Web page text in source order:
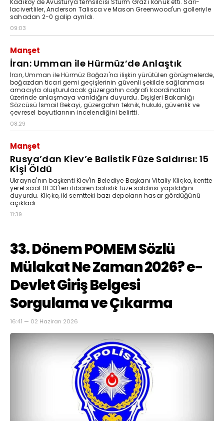
Kadıköy'de Avusturya temsilcisi Sturm Graz'ı konuk etti. Sarı-
lacivertliler, Anderson Talisca ve Mason Greenwood'un golleriyle
sahadan 2-0 galip ayrıldı.
09:03
Manşet
İran: Umman ile Hürmüz’de Anlaştık
İran, Umman ile Hürmüz Boğazı'na ilişkin yürütülen görüşmelerde,
boğazdan ticari gemi geçişlerinin güvenli şekilde sağlanması
amacıyla oluşturulacak güzergahın coğrafi koordinatları
üzerinde anlaşmaya varıldığını duyurdu. Dışişleri Bakanlığı
Sözcüsü İsmail Bekayi, güzergahın teknik, hukuki, güvenlik ve
çevresel boyutlarının incelendiğini belirtti.
08:29
Manşet
Rusya’dan Kiev’e Balistik Füze Saldırısı: 15
Kişi Öldü
Ukrayna'nın başkenti Kiev'in Belediye Başkanı Vitaliy Kliçko, kentte
yerel saat 01.33'ten itibaren balistik füze saldırısı yapıldığını
duyurdu. Kliçko, iki semtteki bazı depoların hasar gördüğünü
açıkladı.
11:39